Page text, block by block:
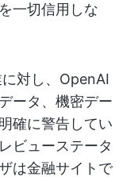
一切信用しな
対し、OpenAI
ータ、機密デー
確に警告してい
ビューステータ
は金融サイトで